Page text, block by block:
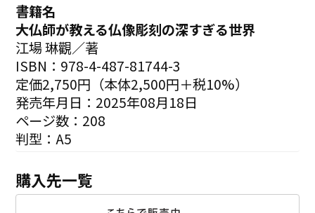
書籍名
大仏師が教える仏像彫刻の深すぎる世界
江場 琳觀／著
ISBN：978-4-487-81744-3
定価2,750円（本体2,500円＋税10%）
発売年月日：2025年08月18日
ページ数：208
判型：A5
購入先一覧